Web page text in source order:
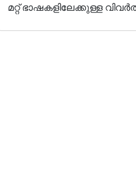
മറ്റ് ഭാഷകളിലേക്കുള്ള